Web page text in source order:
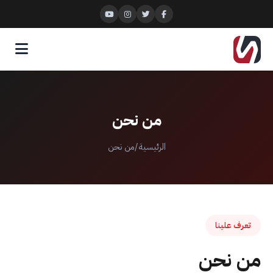
من نحن
الرئيسية/من نحن
تعرف علينا
من نحن